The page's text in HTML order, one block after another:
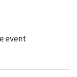
event